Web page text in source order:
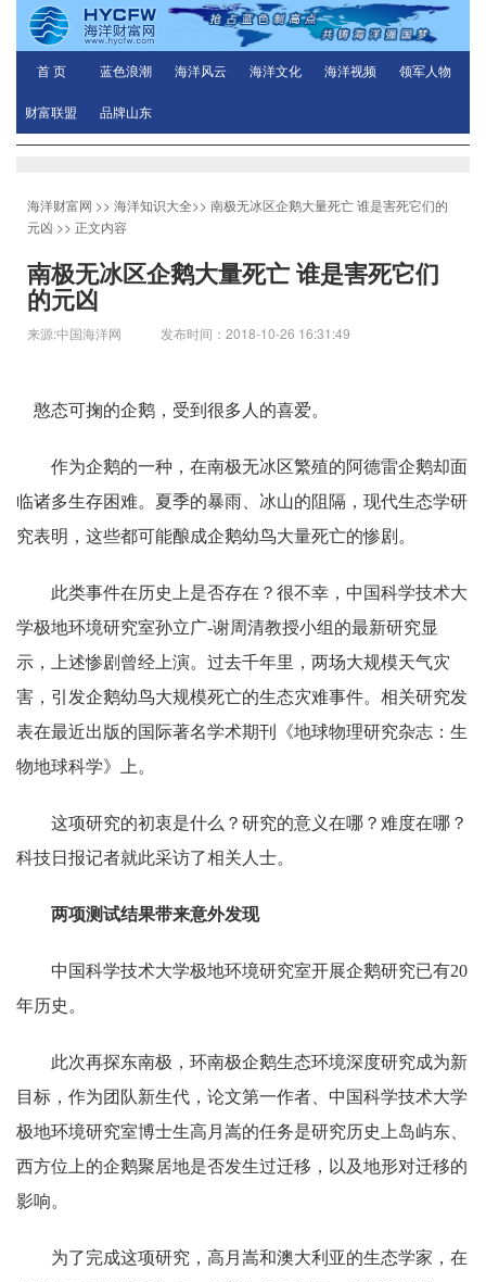
首 页 蓝色浪潮 海洋风云 海洋文化 海洋视频 领军人物
财富联盟 品牌山东
海洋财富网 >> 海洋知识大全>> 南极无冰区企鹅大量死亡 谁是害死它们的
元凶 >> 正文内容
南极无冰区企鹅大量死亡 谁是害死它们
的元凶
来源:中国海洋网 发布时间：2018-10-26 16:31:49
憨态可掬的企鹅，受到很多人的喜爱。
作为企鹅的一种，在南极无冰区繁殖的阿德雷企鹅却面
临诸多生存困难。夏季的暴雨、冰山的阻隔，现代生态学研
究表明，这些都可能酿成企鹅幼鸟大量死亡的惨剧。
此类事件在历史上是否存在？很不幸，中国科学技术大
学极地环境研究室孙立广-谢周清教授小组的最新研究显
示，上述惨剧曾经上演。过去千年里，两场大规模天气灾
害，引发企鹅幼鸟大规模死亡的生态灾难事件。相关研究发
表在最近出版的国际著名学术期刊《地球物理研究杂志：生
物地球科学》上。
这项研究的初衷是什么？研究的意义在哪？难度在哪？
科技日报记者就此采访了相关人士。
两项测试结果带来意外发现
中国科学技术大学极地环境研究室开展企鹅研究已有20
年历史。
此次再探东南极，环南极企鹅生态环境深度研究成为新
目标，作为团队新生代，论文第一作者、中国科学技术大学
极地环境研究室博士生高月嵩的任务是研究历史上岛屿东、
西方位上的企鹅聚居地是否发生过迁移，以及地形对迁移的
影响。
为了完成这项研究，高月嵩和澳大利亚的生态学家，在